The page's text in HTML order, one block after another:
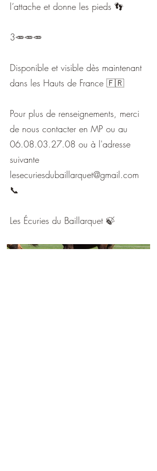
l’attache et donne les pieds 👣
3🥕🥕🥕
Disponible et visible dès maintenant
dans les Hauts de France 🇫🇷
Pour plus de renseignements, merci
de nous contacter en MP ou au
06.08.03.27.08 ou à l'adresse
suivante
lesecuriesdubaillarquet@gmail.com
📞
Les Écuries du Baillarquet 🍃